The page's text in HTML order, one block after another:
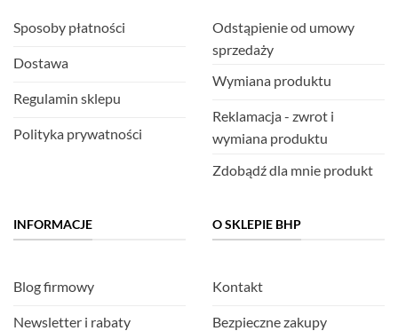
Sposoby płatności
Dostawa
Regulamin sklepu
Polityka prywatności
Odstąpienie od umowy
sprzedaży
Wymiana produktu
Reklamacja - zwrot i
wymiana produktu
Zdobądź dla mnie produkt
INFORMACJE
Blog firmowy
Newsletter i rabaty
O SKLEPIE BHP
Kontakt
Bezpieczne zakupy